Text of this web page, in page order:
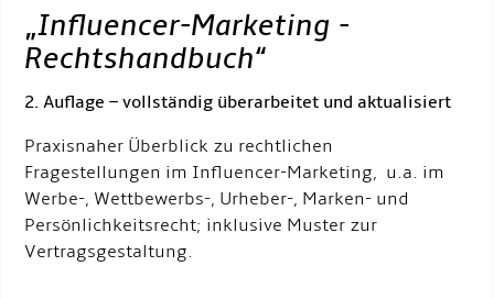
„Influencer-Marketing -
Rechtshandbuch“
2. Auflage – vollständig überarbeitet und aktualisiert
Praxisnaher Überblick zu rechtlichen
Fragestellungen im Influencer-Marketing, u.a. im
Werbe-, Wettbewerbs-, Urheber-, Marken- und
Persönlichkeitsrecht; inklusive Muster zur
Vertragsgestaltung.